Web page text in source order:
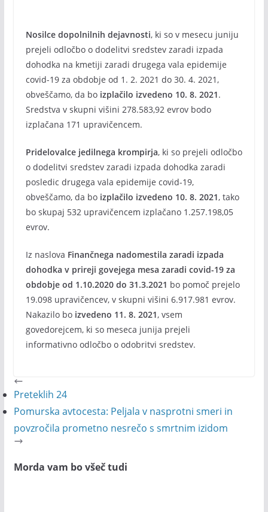
Nosilce dopolnilnih dejavnosti, ki so v mesecu juniju
prejeli odločbo o dodelitvi sredstev zaradi izpada
dohodka na kmetiji zaradi drugega vala epidemije
covid-19 za obdobje od 1. 2. 2021 do 30. 4. 2021,
obveščamo, da bo izplačilo izvedeno 10. 8. 2021.
Sredstva v skupni višini 278.583,92 evrov bodo
izplačana 171 upravičencem.
Pridelovalce jedilnega krompirja, ki so prejeli odločbo
o dodelitvi sredstev zaradi izpada dohodka zaradi
posledic drugega vala epidemije covid-19,
obveščamo, da bo izplačilo izvedeno 10. 8. 2021, tako
bo skupaj 532 upravičencem izplačano 1.257.198,05
evrov.
Iz naslova Finančnega nadomestila zaradi izpada
dohodka v prireji govejega mesa zaradi covid-19 za
obdobje od 1.10.2020 do 31.3.2021 bo pomoč prejelo
19.098 upravičencev, v skupni višini 6.917.981 evrov.
Nakazilo bo izvedeno 11. 8. 2021, vsem
govedorejcem, ki so meseca junija prejeli
informativno odločbo o odobritvi sredstev.
Preteklih 24
Pomurska avtocesta: Peljala v nasprotni smeri in
povzročila prometno nesrečo s smrtnim izidom
Morda vam bo všeč tudi